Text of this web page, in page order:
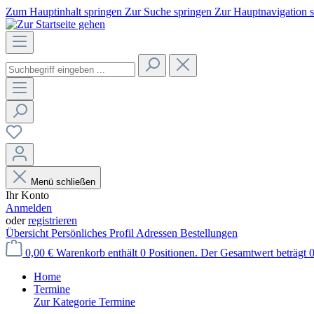
Zum Hauptinhalt springen Zur Suche springen Zur Hauptnavigation
Menü schließen
Ihr Konto
Anmelden
oderregistrieren
Übersicht Persönliches Profil Adressen Bestellungen
0,00 € Warenkorb enthält 0 Positionen. Der Gesamtwert beträgt
Home
Termine
Zur Kategorie Termine